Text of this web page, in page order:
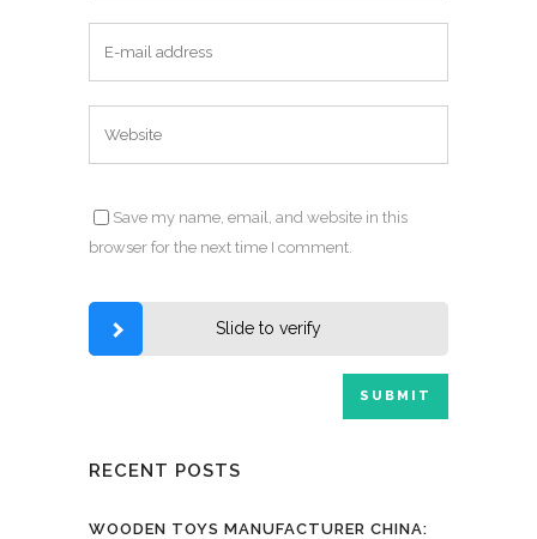
Save my name, email, and website in this
browser for the next time I comment.
Slide to verify
RECENT POSTS
WOODEN TOYS MANUFACTURER CHINA: